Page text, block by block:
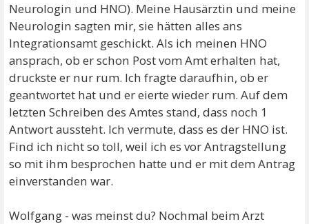
Neurologin und HNO). Meine Hausärztin und meine
Neurologin sagten mir, sie hätten alles ans
Integrationsamt geschickt. Als ich meinen HNO
ansprach, ob er schon Post vom Amt erhalten hat,
druckste er nur rum. Ich fragte daraufhin, ob er
geantwortet hat und er eierte wieder rum. Auf dem
letzten Schreiben des Amtes stand, dass noch 1
Antwort aussteht. Ich vermute, dass es der HNO ist.
Find ich nicht so toll, weil ich es vor Antragstellung
so mit ihm besprochen hatte und er mit dem Antrag
einverstanden war.
Wolfgang - was meinst du? Nochmal beim Arzt